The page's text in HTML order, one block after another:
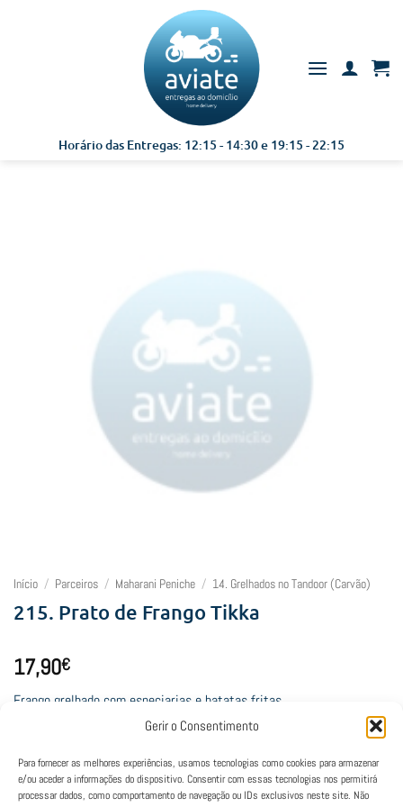
Gerir o Consentimento
Para fornecer as melhores experiências, usamos tecnologias como cookies para armazenar
e/ou aceder a informações do dispositivo. Consentir com essas tecnologias nos permitirá
processar dados, como comportamento de navegação ou IDs exclusivos neste site. Não
Horário das Entregas: 12:15 - 14:30 e 19:15 - 22:15
Início / Parceiros / Maharani Peniche / 14. Grelhados no Tandoor (Carvão)
215. Prato de Frango Tikka
17,90€
Frango grelhado com especiarias e batatas fritas